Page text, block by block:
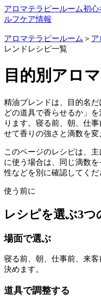
アロマテラピールーム初心
ルフケア情報
アロマテラピールーム ＞ ア
レンドレシピ一覧
目的別アロ
精油ブレンドは、目的名だ
どの道具で香らせるか」
ります。寝る前、朝、仕
せて香りの強さと滴数を変
このページのレシピは、
に使う場合は、同じ滴数
性などを別に確認してくだ
使う前に
レシピを選ぶ3つ
場面で選ぶ
寝る前、朝、仕事前、来
決めます。
道具で調整する